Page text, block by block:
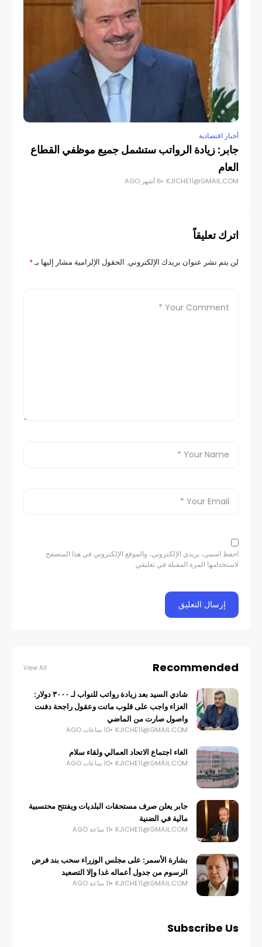
أخبار اقتصادية
جابر: زيادة الرواتب ستشمل جميع موظفي القطاع
العام
KJICHE11@GMAIL.COM 6 أشهر AGO
اترك تعليقاً
لن يتم نشر عنوان بريدك الإلكتروني. الحقول الإلزامية مشار إليها بـ*
احفظ اسمي، بريدي الإلكتروني، والموقع الإلكتروني في هذا المتصفح
لاستخدامها المرة المقبلة في تعليقي.
Recommended
View All
شادي السيد بعد زيادة رواتب للنواب لـ ٣٠٠٠ دولار:
العزاء واجب على قلوب ماتت وعقول راجحة دفنت
واصول صارت من الماضي
KJICHE11@GMAIL.COM 10 ساعات AGO
الغاء اجتماع الاتحاد العمالي ولقاء سلام
KJICHE11@GMAIL.COM 10 ساعات AGO
جابر يعلن صرف مستحقات البلديات ويفتتح محتسبية
مالية في الضنية
KJICHE11@GMAIL.COM 11 ساعة AGO
بشارة الأسمر: على مجلس الوزراء سحب بند فرض
الرسوم من جدول أعماله غدا وإلا التصعيد
KJICHE11@GMAIL.COM 11 ساعة AGO
Subscribe Us